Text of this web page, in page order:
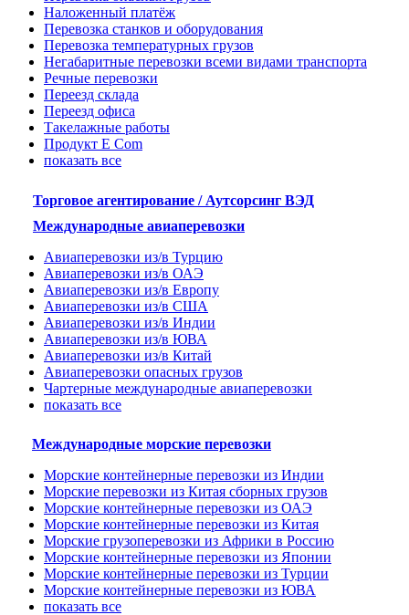
Наложенный платёж
Перевозка станков и оборудования
Перевозка температурных грузов
Негабаритные перевозки всеми видами транспорта
Речные перевозки
Переезд склада
Переезд офиса
Такелажные работы
Продукт E Com
показать все
Торговое агентирование / Аутсорсинг ВЭД
Международные авиаперевозки
Авиаперевозки из/в Турцию
Авиаперевозки из/в ОАЭ
Авиаперевозки из/в Европу
Авиаперевозки из/в США
Авиаперевозки из/в Индии
Авиаперевозки из/в ЮВА
Авиаперевозки из/в Китай
Авиаперевозки опасных грузов
Чартерные международные авиаперевозки
показать все
Международные морские перевозки
Морские контейнерные перевозки из Индии
Морские перевозки из Китая сборных грузов
Морские контейнерные перевозки из ОАЭ
Морские контейнерные перевозки из Китая
Морские грузоперевозки из Африки в Россию
Морские контейнерные перевозки из Японии
Морские контейнерные перевозки из Турции
Морские контейнерные перевозки из ЮВА
показать все